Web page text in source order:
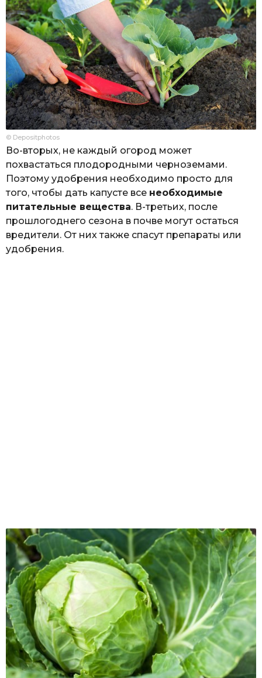
© Depositphotos
Во-вторых, не каждый огород может
похвастаться плодородными черноземами.
Поэтому удобрения необходимо просто для
того, чтобы дать капусте все необходимые
питательные вещества. В-третьих, после
прошлогоднего сезона в почве могут остаться
вредители. От них также спасут препараты или
удобрения.